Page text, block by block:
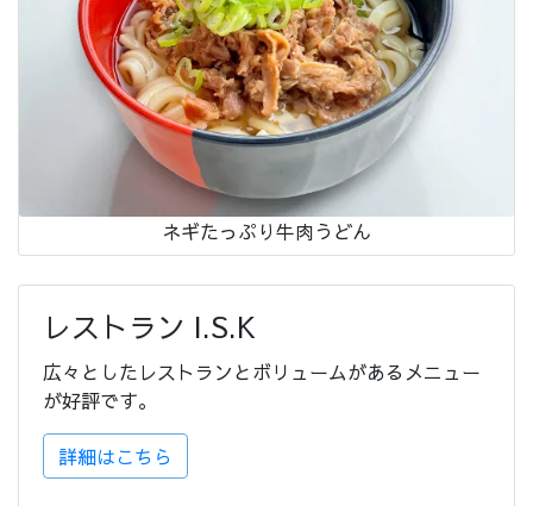
ネギたっぷり牛肉うどん
レストラン I.S.K
広々としたレストランとボリュームがあるメニュー
が好評です。
詳細はこちら